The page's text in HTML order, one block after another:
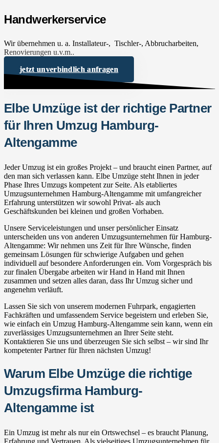
Handwerkerservice
Wir übernehmen u. a. Installateur-, Tischler-, Abbrucharbeiten,
Renovierungen u.v.m..
jetzt unverbindlich anfragen
Elbe Umzüge ist der richtige Partner
für Ihren Umzug Hamburg-
Altengamme
Jeder Umzug ist ein großes Projekt – und braucht einen Partner, auf
den man sich verlassen kann. Elbe Umzüge steht Ihnen in jeder
Phase Ihres Umzugs kompetent zur Seite. Als etabliertes
Umzugsunternehmen Hamburg-Altengamme mit umfangreicher
Erfahrung unterstützen wir sowohl Privat- als auch
Geschäftskunden bei kleinen und großen Vorhaben.
Unsere Serviceleistungen und unser persönlicher Einsatz
unterscheiden uns von anderen Umzugsunternehmen für Hamburg-
Altengamme: Wir nehmen uns Zeit für Ihre Wünsche, finden
gemeinsam Lösungen für schwierige Aufgaben und gehen
individuell auf besondere Anforderungen ein. Vom Vorgespräch bis
zur finalen Übergabe arbeiten wir Hand in Hand mit Ihnen
zusammen und setzen alles daran, dass Ihr Umzug sicher und
angenehm verläuft.
Lassen Sie sich von unserem modernen Fuhrpark, engagierten
Fachkräften und umfassendem Service begeistern und erleben Sie,
wie einfach ein Umzug Hamburg-Altengamme sein kann, wenn ein
zuverlässiges Umzugsunternehmen an Ihrer Seite steht.
Kontaktieren Sie uns und überzeugen Sie sich selbst – wir sind Ihr
kompetenter Partner für Ihren nächsten Umzug!
Warum Elbe Umzüge die richtige
Umzugsfirma Hamburg-
Altengamme ist
Ein Umzug ist mehr als nur ein Ortswechsel – es braucht Planung,
Erfahrung und Vertrauen. Als vielseitiges Umzugsunternehmen für